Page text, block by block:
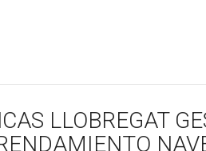
LLOBREGAT